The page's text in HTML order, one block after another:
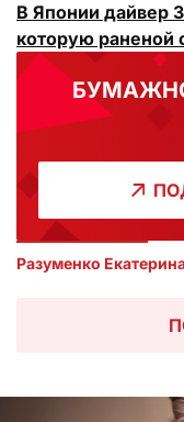
В Японии дайвер
которую раненой
Разуменко